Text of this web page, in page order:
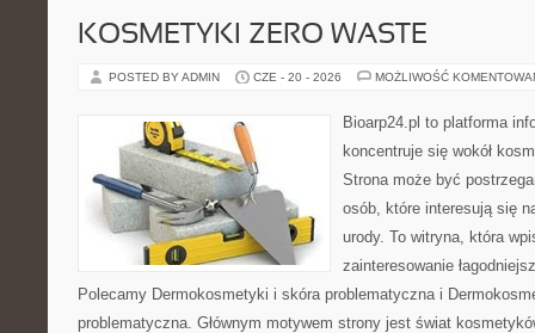
KOSMETYKI ZERO WASTE
POSTED BY ADMIN CZE - 20 - 2026 MOŻLIWOŚĆ
Bioarp24.pl to platforma
koncentruje się wokół
Strona może być
osób, które interesują się
urody. To witryna, która
zainteresowanie
Polecamy Dermokosmetyki i skóra problematyczna i
problematyczna. Głównym motywem strony jest świat